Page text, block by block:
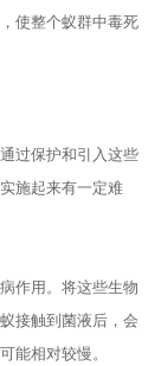
使整个蚁群中毒死
过保护和引入这些
施起来有一定难
作用。将这些生物
接触到菌液后，会
能相对较慢。